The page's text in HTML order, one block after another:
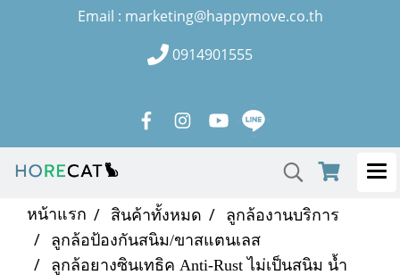
Email : marketing@happymove.co.th
0914901555
หน้าแรก สินค้าทั้งหมด
ลูกล้องานบริการ
ลูกล้อป้องกันสนิม/ขาสแตนเลส
ลูกล้อยางซินเทธิค Anti-Rust ไม่เป็นสนิม น้ำ